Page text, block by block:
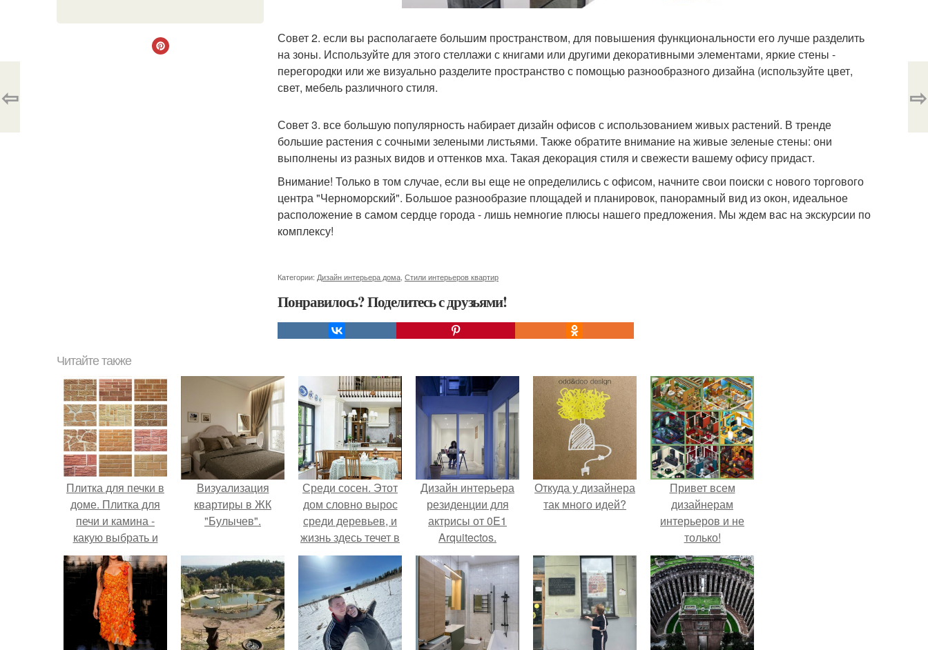
Совет 2. если вы располагаете большим пространством, для повышения функциональности его лучше разделить
на зоны. Используйте для этого стеллажи с книгами или другими декоративными элементами, яркие стены -
перегородки или же визуально разделите пространство с помощью разнообразного дизайна (используйте цвет,
свет, мебель различного стиля.
Совет 3. все большую популярность набирает дизайн офисов с использованием живых растений. В тренде
большие растения с сочными зелеными листьями. Также обратите внимание на живые зеленые стены: они
выполнены из разных видов и оттенков мха. Такая декорация стиля и свежести вашему офису придаст.
Внимание! Только в том случае, если вы еще не определились с офисом, начните свои поиски с нового торгового
центра "Черноморский". Большое разнообразие площадей и планировок, панорамный вид из окон, идеальное
расположение в самом сердце города - лишь немногие плюсы нашего предложения. Мы ждем вас на экскурсии по
комплексу!
Категории: Дизайн интерьера дома Стили интерьеров квартир
Понравилось? Поделитесь с друзьями!
⇦ ⇨
Читайте также
Плитка для печки в
доме. Плитка для
печи и камина -
какую выбрать и
какой лучше
обложить печь в
доме.
Визуализация
квартиры в ЖК
"Булычев".
Среди сосен. Этот
дом словно вырос
среди деревьев, и
жизнь здесь течет в
собственном ритме
- спокойно, без
спешки и лишнего
шума.
Дизайн интерьера
резиденции для
актрисы от 0E1
Arquitectos.
Откуда у дизайнера
так много идей?
Привет всем
дизайнерам
интерьеров и не
только!